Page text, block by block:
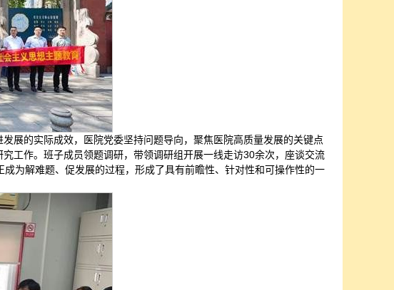
展的实际成效，医院党委坚持问题导向，聚焦医院高质量发展的关键点
工作。班子成员领题调研，带领调研组开展一线走访30余次，座谈交流
为解难题、促发展的过程，形成了具有前瞻性、针对性和可操作性的一